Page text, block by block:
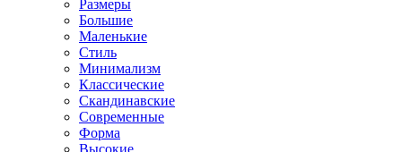
Размеры
Большие
Маленькие
Стиль
Минимализм
Классические
Скандинавские
Современные
Форма
Высокие